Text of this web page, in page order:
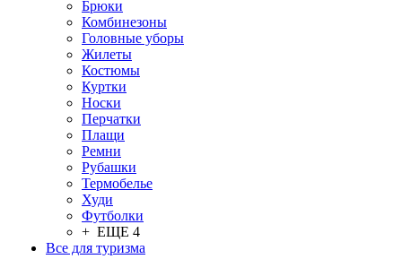
Брюки
Комбинезоны
Головные уборы
Жилеты
Костюмы
Куртки
Носки
Перчатки
Плащи
Ремни
Рубашки
Термобелье
Худи
Футболки
+ ЕЩЕ 4
Все для туризма